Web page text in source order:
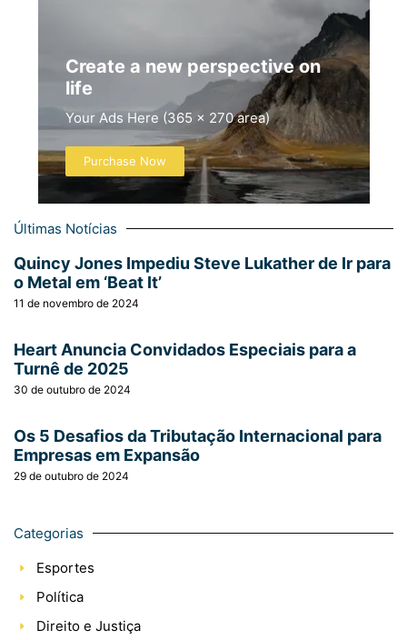
Create a new perspective on
life
Your Ads Here (365 x 270 area)
Purchase Now
Últimas Notícias
Quincy Jones Impediu Steve Lukather de Ir para
o Metal em ‘Beat It’
11 de novembro de 2024
Heart Anuncia Convidados Especiais para a
Turnê de 2025
30 de outubro de 2024
Os 5 Desafios da Tributação Internacional para
Empresas em Expansão
29 de outubro de 2024
Categorias
Esportes
Política
Direito e Justiça